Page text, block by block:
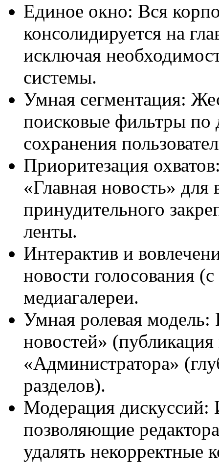
Единое окно: Вся
консолидируется на
исключая
системы.
Умная сегментация:
поисковые фильтры по
сохранения
Приоритезация
«Главная новость» для
принудительного
ленты.
Интерактив и
новости голосования
медиагалереи.
Умная ролевая модель:
новостей»
«Администратора»
разделов).
Модерация дискуссий:
позволяющие
удалять некорректные